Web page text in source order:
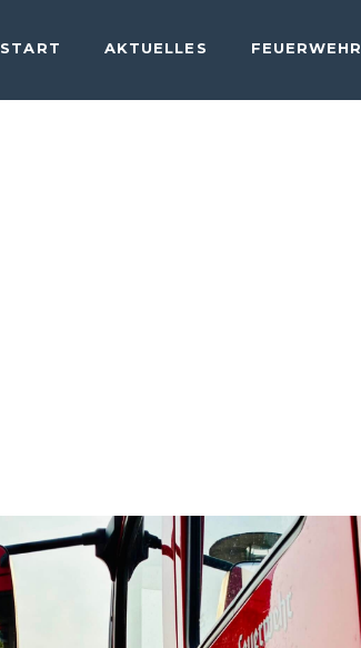
START AKTUELLES FEUERWEHR